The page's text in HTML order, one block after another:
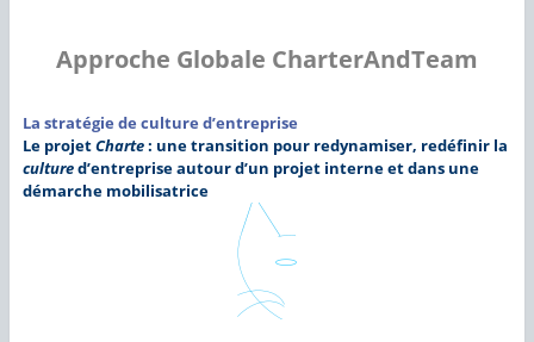
Approche Globale CharterAndTeam
La stratégie de culture d’entreprise
Le projetCharte: une transition pour redynamiser, redéfinir la
cultured’entreprise autour d’un projet interne et dans une
démarche mobilisatrice